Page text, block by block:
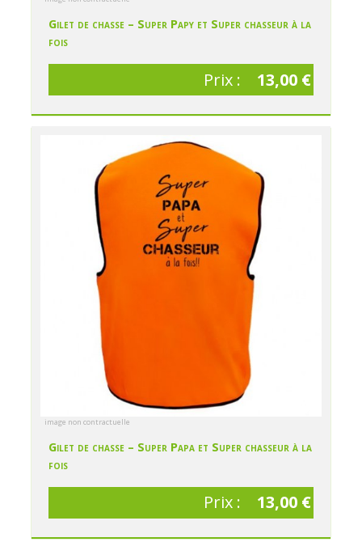
Gilet de chasse – Super Papy et Super chasseur à la
fois
Prix : 13,00 €
image non contractuelle
Gilet de chasse – Super Papa et Super chasseur à la
fois
Prix : 13,00 €